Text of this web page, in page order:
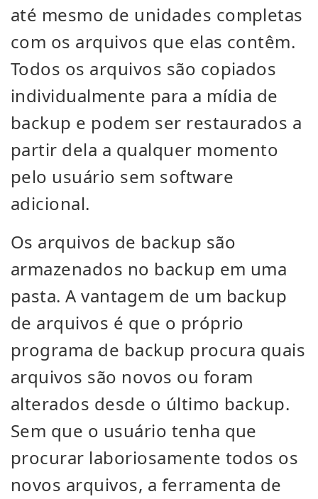
até mesmo de unidades completas
com os arquivos que elas contêm.
Todos os arquivos são copiados
individualmente para a mídia de
backup e podem ser restaurados a
partir dela a qualquer momento
pelo usuário sem software
adicional.
Os arquivos de backup são
armazenados no backup em uma
pasta. A vantagem de um backup
de arquivos é que o próprio
programa de backup procura quais
arquivos são novos ou foram
alterados desde o último backup.
Sem que o usuário tenha que
procurar laboriosamente todos os
novos arquivos, a ferramenta de